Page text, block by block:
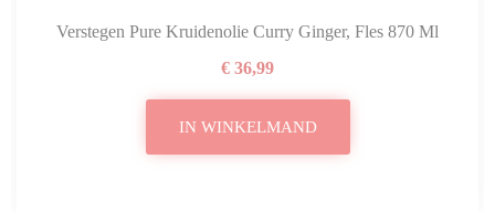
Verstegen Pure Kruidenolie Curry Ginger, Fles 870 Ml
€ 36,99
IN WINKELMAND